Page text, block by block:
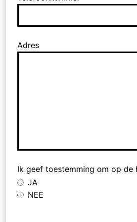
Adres
Ik geef toestemming om op de
JA
NEE